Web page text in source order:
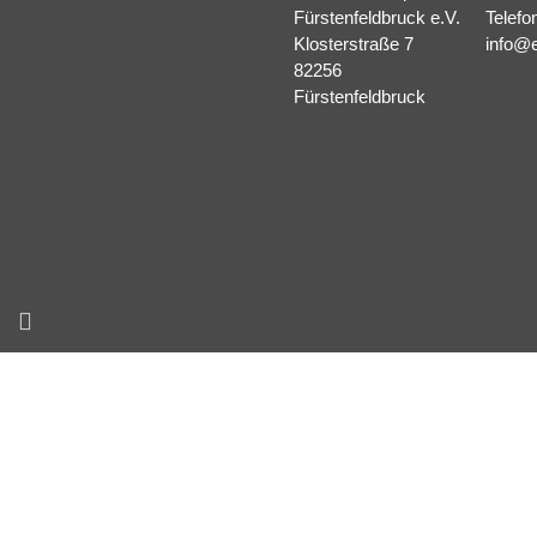
Fürstenfeldbruck e.V.
Klosterstraße 7
82256
Fürstenfeldbruck